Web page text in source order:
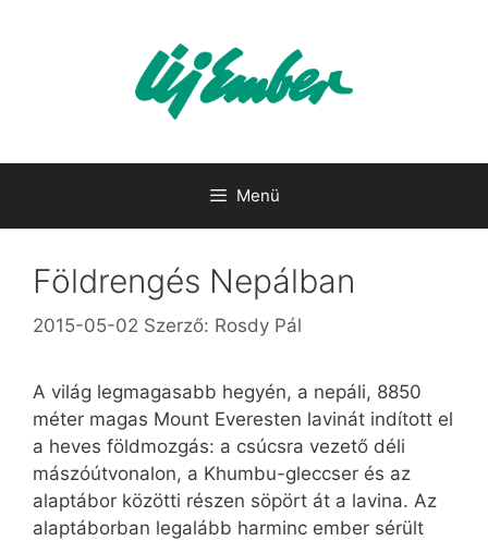
Menü
Földrengés Nepálban
2015-05-02 Szerző: Rosdy Pál
A világ legmagasabb hegyén, a nepáli, 8850
méter magas Mount Everesten lavinát indított el
a heves földmozgás: a csúcsra vezető déli
mászóútvonalon, a Khumbu-gleccser és az
alaptábor közötti részen söpört át a lavina. Az
alaptáborban legalább harminc ember sérült